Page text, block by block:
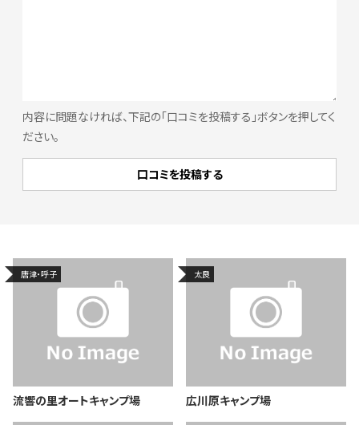
内容に問題なければ、下記の「口コミを投稿する」ボタンを押してく
ださい。
唐津・呼子
流響の里オートキャンプ場
太良
広川原キャンプ場